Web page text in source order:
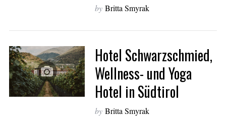
by Britta Smyrak
Hotel Schwarzschmied,
Wellness- und Yoga
Hotel in Südtirol
by Britta Smyrak